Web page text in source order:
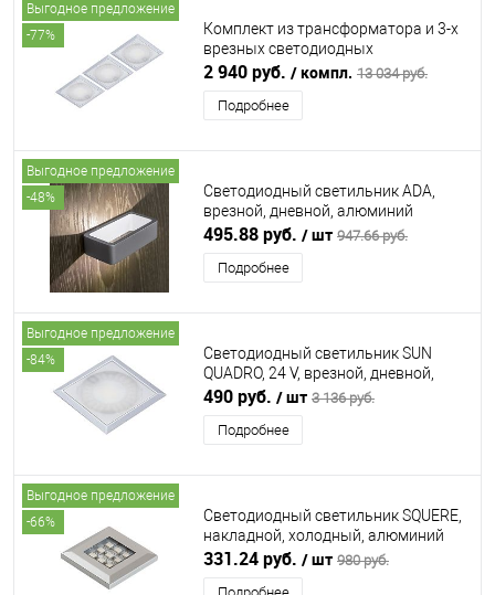
Выгодное предложение
-77%
Комплект из трансформатора и 3-х
врезных светодиодных
светильника SUN QUADRO, 24V,
дневной, алюминий FORMA E
FUNZIONE (ФОРМА Э ФУНЦИОНЕ)
2 940 руб. / компл. 13 034 руб.
Подробнее
Выгодное предложение
-48%
Светодиодный светильник ADA,
врезной, дневной, алюминий
FURNIKA (ФУРНИКА)
495.88 руб. / шт 947.66 руб.
Подробнее
Выгодное предложение
-84%
Светодиодный светильник SUN
QUADRO, 24 V, врезной, дневной,
алюминий FORMA E FUNZIONE
(ФОРМА Э ФУНЦИОНЕ)
490 руб. / шт 3 136 руб.
Подробнее
Выгодное предложение
-66%
Светодиодный светильник SQUERE,
накладной, холодный, алюминий
FURNIKA (ФУРНИКА)
331.24 руб. / шт 980 руб.